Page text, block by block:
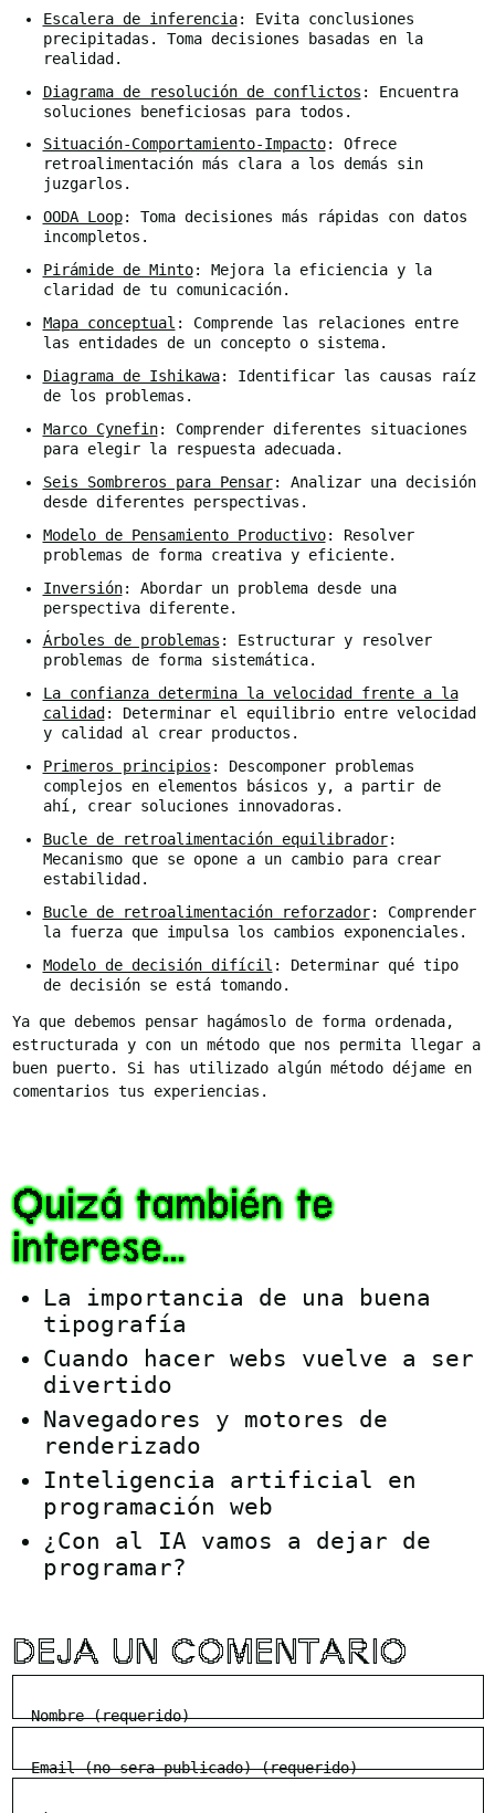
Escalera de inferencia: Evita conclusiones
precipitadas. Toma decisiones basadas en la
realidad.
Diagrama de resolución de conflictos : Encuentra
soluciones beneficiosas para todos.
Situación-Comportamiento-Impacto: Ofrece
retroalimentación más clara a los demás sin
juzgarlos.
OODA Loop: Toma decisiones más rápidas con datos
incompletos.
Pirámide de Minto: Mejora la eficiencia y la
claridad de tu comunicación.
Mapa conceptual : Comprende las relaciones entre
las entidades de un concepto o sistema.
Diagrama de Ishikawa: Identificar las causas raíz
de los problemas.
Marco Cynefin: Comprender diferentes situaciones
para elegir la respuesta adecuada.
Seis Sombreros para Pensar: Analizar una decisión
desde diferentes perspectivas.
Modelo de Pensamiento Productivo: Resolver
problemas de forma creativa y eficiente.
Inversión: Abordar un problema desde una
perspectiva diferente.
Árboles de problemas : Estructurar y resolver
problemas de forma sistemática.
La confianza determina la velocidad frente a la
calidad : Determinar el equilibrio entre velocidad
y calidad al crear productos.
Primeros principios : Descomponer problemas
complejos en elementos básicos y, a partir de
ahí, crear soluciones innovadoras.
Bucle de retroalimentación equilibrador:
Mecanismo que se opone a un cambio para crear
estabilidad.
Bucle de retroalimentación reforzador: Comprender
la fuerza que impulsa los cambios exponenciales.
Modelo de decisión difícil : Determinar qué tipo
de decisión se está tomando.
Ya que debemos pensar hagámoslo de forma ordenada,
estructurada y con un método que nos permita llegar a
buen puerto. Si has utilizado algún método déjame en
comentarios tus experiencias.
Quizá también te
interese...
La importancia de una buena
tipografía
Cuando hacer webs vuelve a ser
divertido
Navegadores y motores de
renderizado
Inteligencia artificial en
programación web
¿Con al IA vamos a dejar de
programar?
DEJA UN COMENTARIO
Nombre (requerido)
Email (no sera publicado) (requerido)